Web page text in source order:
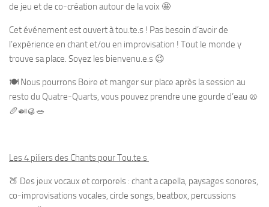
de jeu et de co-création autour de la voix 🤩
Cet événement est ouvert à tou.te.s ! Pas besoin d’avoir de
l’expérience en chant et/ou en improvisation ! Tout le monde y
trouve sa place. Soyez les bienvenu.e.s 😉
🍽 Nous pourrons Boire et manger sur place après la session au
resto du Quatre-Quarts, vous pouvez prendre une gourde d’eau 🥨
🥖🍛🥮🥗
Les 4 piliers des Chants pour Tou.te.s
🍑 Des jeux vocaux et corporels : chant a capella, paysages sonores,
co-improvisations vocales, circle songs, beatbox, percussions